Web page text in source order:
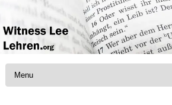
Skip to content